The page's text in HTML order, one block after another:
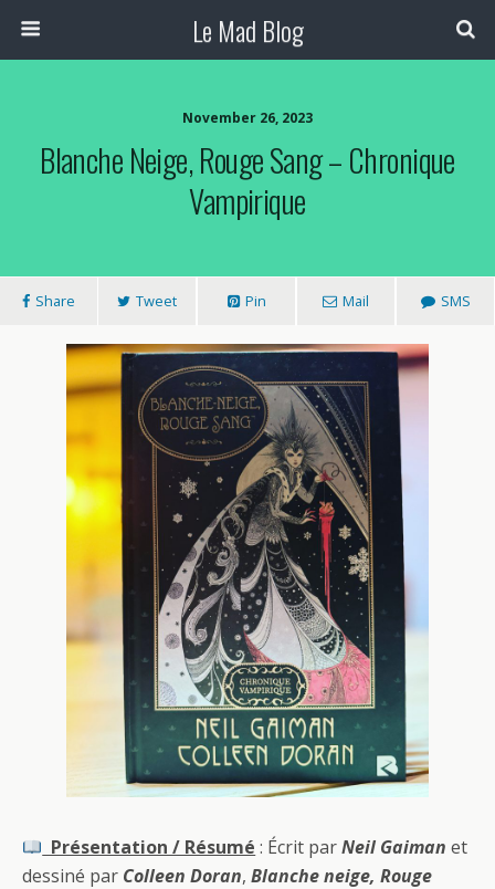
Le Mad Blog
November 26, 2023
Blanche Neige, Rouge Sang – Chronique
Vampirique
Share Tweet Pin Mail SMS
Présentation / Résumé : Écrit parNeil Gaiman et
dessiné par Colleen Doran, Blanche neige, Rouge